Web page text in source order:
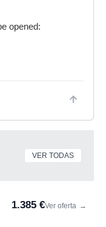
opened:
VER TODAS
1.385 €Ver oferta →